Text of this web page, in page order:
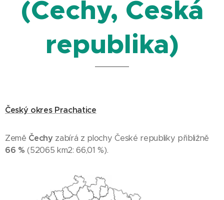
(Čechy, Česká
republika)
Český okres Prachatice
Země Čechy zabírá z plochy České republiky přibližně
66 % (52065 km2: 66,01 %).